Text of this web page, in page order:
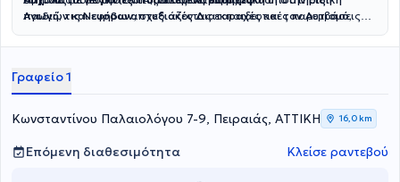
Αγωγή, τις Νευροαναπτυξιακές Διαταραχές και τον Αυτισμό,
εκπαίδευση.
παιδιών και εφήβων,σχεδιάζοντας εκπαιδευτικές παρεμβάσεις
αξιοποιεί σύγχρονα ψηφιακά εργαλεία στην εκπαιδευτική
Γραφείο 1
Κωνσταντίνου Παλαιολόγου 7-9, Πειραιάς, ΑΤΤΙΚΗ 16,0 km
Επόμενη διαθεσιμότητα Κλείσε ραντεβού